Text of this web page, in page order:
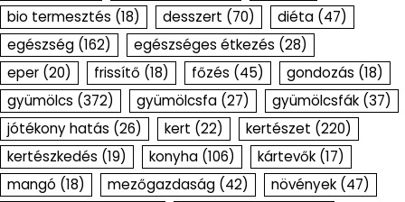
bio termesztés (18) desszert (70) diéta (47)
egészség (162) egészséges étkezés (28)
eper (20) frissítő (18) főzés (45) gondozás (18)
gyümölcs (372) gyümölcsfa (27) gyümölcsfák (37)
jótékony hatás (26) kert (22) kertészet (220)
kertészkedés (19) konyha (106) kártevők (17)
mangó (18) mezőgazdaság (42) növények (47)